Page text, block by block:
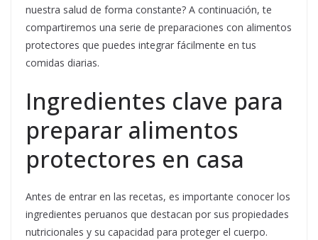
nuestra salud de forma constante? A continuación, te
compartiremos una serie de preparaciones con alimentos
protectores que puedes integrar fácilmente en tus
comidas diarias.
Ingredientes clave para
preparar alimentos
protectores en casa
Antes de entrar en las recetas, es importante conocer los
ingredientes peruanos que destacan por sus propiedades
nutricionales y su capacidad para proteger el cuerpo.